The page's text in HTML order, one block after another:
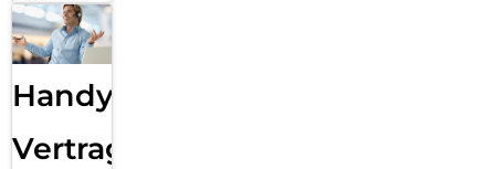
Handy
Vertragsabwicklung